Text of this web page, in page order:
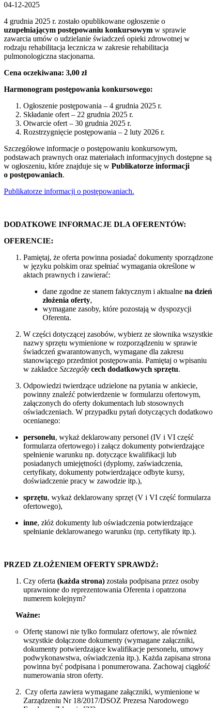
04-12-2025
4 grudnia 2025 r. zostało opublikowane ogłoszenie o
uzupełniającym postępowaniu konkursowym w sprawie
zawarcia umów o udzielanie świadczeń opieki zdrowotnej w
rodzaju rehabilitacja lecznicza w zakresie rehabilitacja
pulmonologiczna stacjonarna.
Cena oczekiwana: 3,00 zł
Harmonogram postępowania konkursowego:
Ogłoszenie postępowania – 4 grudnia 2025 r.
Składanie ofert – 22 grudnia 2025 r.
Otwarcie ofert – 30 grudnia 2025 r.
Rozstrzygnięcie postępowania – 2 luty 2026 r.
Szczegółowe informacje o postępowaniu konkursowym,
podstawach prawnych oraz materiałach informacyjnych dostępne są
w ogłoszeniu, które znajduje się w Publikatorze informacji
o postępowaniach.
Publikatorze informacji o postępowaniach.
DODATKOWE INFORMACJE DLA OFERENTÓW:
OFERENCIE:
Pamiętaj, że oferta powinna posiadać dokumenty sporządzone
w języku polskim oraz spełniać wymagania określone w
aktach prawnych i zawierać:
dane zgodne ze stanem faktycznym i aktualne na dzień
złożenia oferty,
wymagane zasoby, które pozostają w dyspozycji
Oferenta.
W części dotyczącej zasobów, wybierz ze słownika wszystkie
nazwy sprzętu wymienione w rozporządzeniu w sprawie
świadczeń gwarantowanych, wymagane dla zakresu
stanowiącego przedmiot postępowania. Pamiętaj o wpisaniu
w zakładce Szczegóły cech dodatkowych sprzętu.
Odpowiedzi twierdzące udzielone na pytania w ankiecie,
powinny znaleźć potwierdzenie w formularzu ofertowym,
załączonych do oferty dokumentach lub stosownych
oświadczeniach. W przypadku pytań dotyczących dodatkowo
ocenianego:
personelu, wykaż deklarowany personel (IV i VI część
formularza ofertowego) i załącz dokumenty potwierdzające
spełnienie warunku np. dotyczące kwalifikacji lub
posiadanych umiejętności (dyplomy, zaświadczenia,
certyfikaty, dokumenty potwierdzające odbyte kursy,
doświadczenie pracy w zawodzie itp.),
sprzętu, wykaż deklarowany sprzęt (V i VI część formularza
ofertowego),
inne, złóż dokumenty lub oświadczenia potwierdzające
spełnianie deklarowanego warunku (np. certyfikaty itp.).
PRZED ZŁOŻENIEM OFERTY SPRAWDŹ:
Czy oferta (każda strona) została podpisana przez osoby
uprawnione do reprezentowania Oferenta i opatrzona
numerem kolejnym?
Ważne:
Ofertę stanowi nie tylko formularz ofertowy, ale również
wszystkie dołączone dokumenty (wymagane załączniki,
dokumenty potwierdzające kwalifikacje personelu, umowy
podwykonawstwa, oświadczenia itp.). Każda zapisana strona
powinna być podpisana i ponumerowana. Zachowaj ciągłość
numerowania stron oferty.
Czy oferta zawiera wymagane załączniki, wymienione w
Zarządzeniu Nr 18/2017/DSOZ Prezesa Narodowego